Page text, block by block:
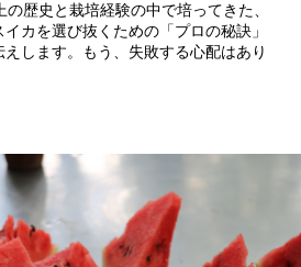
歴史と栽培経験の中で培ってきた、
カを選び抜くための「プロの秘訣」
します。もう、失敗する心配はあり